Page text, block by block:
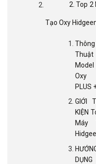
2. Top 2
Tạo Oxy
Oxy
PLUS
GIỚI
KIỆN
Máy